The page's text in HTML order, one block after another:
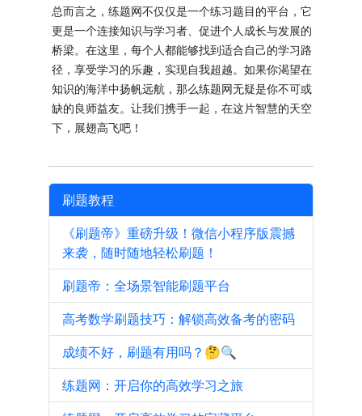
总而言之，练题网不仅仅是一个练习题目的平台，它
更是一个连接知识与学习者、促进个人成长与发展的
桥梁。在这里，每个人都能够找到适合自己的学习路
径，享受学习的乐趣，实现自我超越。如果你渴望在
知识的海洋中扬帆远航，那么练题网无疑是你不可或
缺的良师益友。让我们携手一起，在这片智慧的天空
下，展翅高飞吧！
刷题教程
《刷题帝》重磅升级！微信小程序版震撼
来袭，随时随地轻松刷题！
刷题帝：全场景智能刷题平台
高考数学刷题技巧：解锁高效备考的密码
成绩不好，刷题有用吗？🤔🔍
练题网：开启你的高效学习之旅